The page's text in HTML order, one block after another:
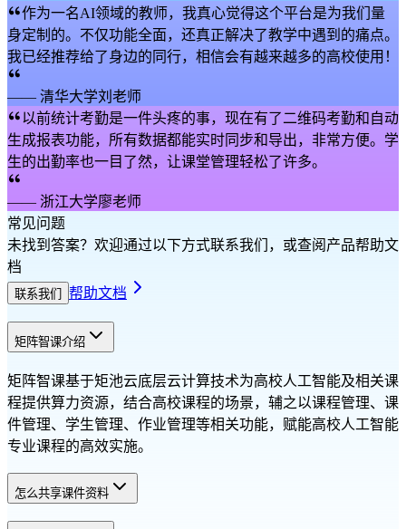
作为一名AI领域的教师，我真心觉得这个平台是为我们量
身定制的。不仅功能全面，还真正解决了教学中遇到的痛点。
我已经推荐给了身边的同行，相信会有越来越多的高校使用！
—— 清华大学刘老师
以前统计考勤是一件头疼的事，现在有了二维码考勤和自动
生成报表功能，所有数据都能实时同步和导出，非常方便。学
生的出勤率也一目了然，让课堂管理轻松了许多。
—— 浙江大学廖老师
常见问题
未找到答案？欢迎通过以下方式联系我们，或查阅产品帮助文
档
联系我们 帮助文档
矩阵智课介绍
矩阵智课基于矩池云底层云计算技术为高校人工智能及相关课
程提供算力资源，结合高校课程的场景，辅之以课程管理、课
件管理、学生管理、作业管理等相关功能，赋能高校人工智能
专业课程的高效实施。
怎么共享课件资料